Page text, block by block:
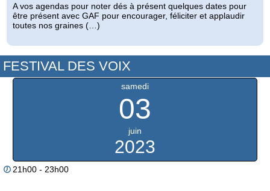
A vos agendas pour noter dés à présent quelques dates pour
être présent avec GAF pour encourager, féliciter et applaudir
toutes nos graines (…)
FESTIVAL DES VOIX
samedi
03
juin
2023
21h00 - 23h00